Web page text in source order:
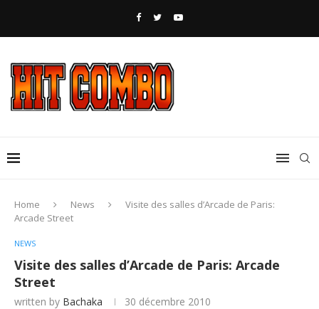
Home News
Visite des salles d’Arcade de Paris:
Arcade Street
NEWS
Visite des salles d’Arcade de Paris: Arcade
Street
written by Bachaka 30 décembre 2010